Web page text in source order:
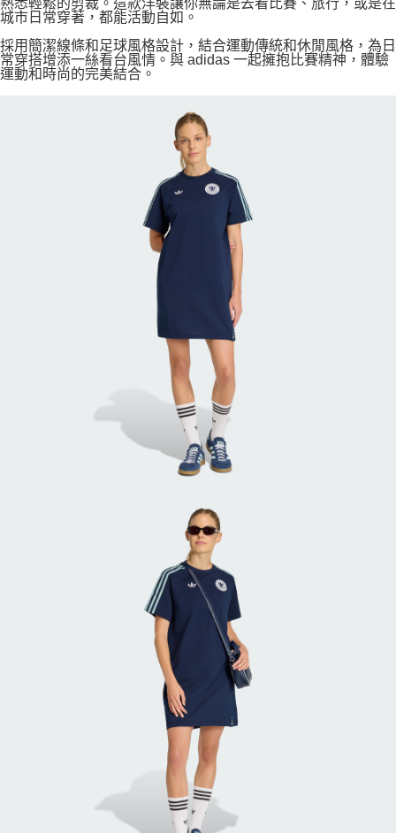
熟悉輕鬆的剪裁。這款洋裝讓你無論是去看比賽、旅行，或是在
城市日常穿著，都能活動自如。
採用簡潔線條和足球風格設計，結合運動傳統和休閒風格，為日
常穿搭增添一絲看台風情。與 adidas 一起擁抱比賽精神，體驗
運動和時尚的完美結合。